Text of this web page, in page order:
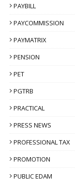
PAYBILL
PAYCOMMISSION
PAYMATRIX
PENSION
PET
PGTRB
PRACTICAL
PRESS NEWS
PROFESSIONAL TAX
PROMOTION
PUBLIC EDAM